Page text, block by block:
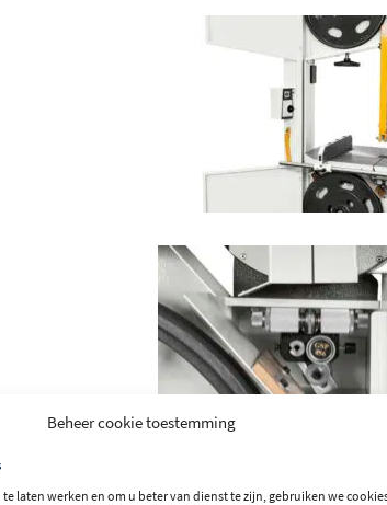
Beheer cookie toestemming
laten werken en om u beter van dienst te zijn, gebruiken we